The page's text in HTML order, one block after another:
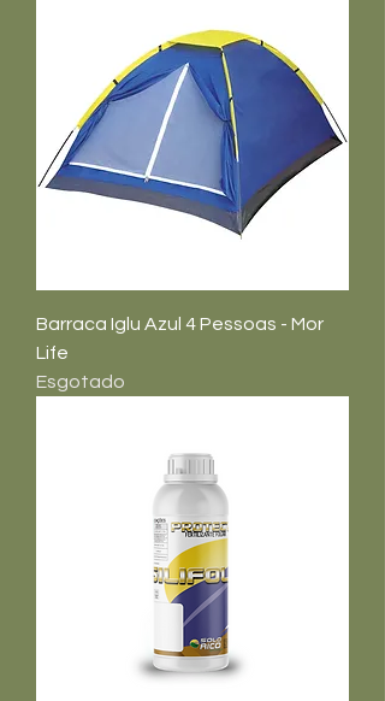
Barraca Iglu Azul 4 Pessoas - Mor
Life
Esgotado